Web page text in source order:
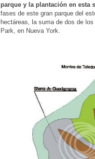
parque y la plantación en esta
fases de este gran parque del
hectáreas, la suma de dos de
Park, en Nueva York.